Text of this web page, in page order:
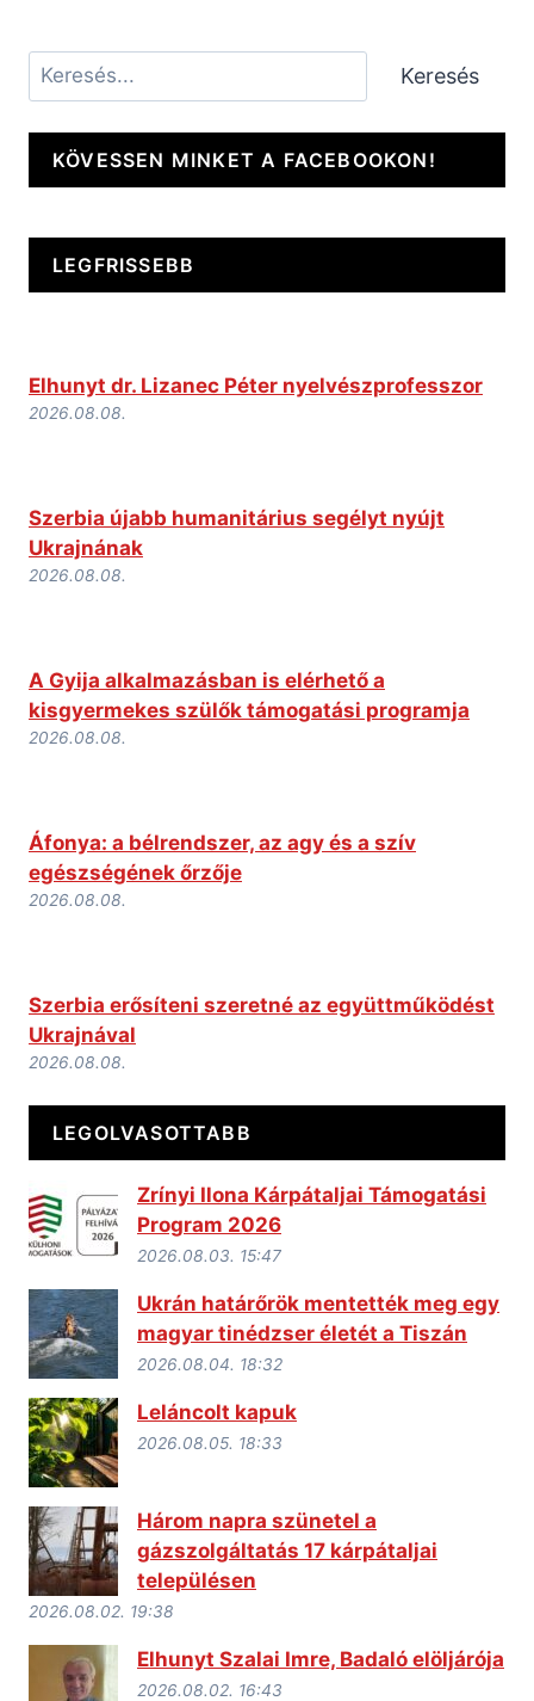
Keresés Keresés
KÖVESSEN MINKET A FACEBOOKON!
LEGFRISSEBB
Elhunyt dr. Lizanec Péter nyelvészprofesszor
2026.08.08.
Szerbia újabb humanitárius segélyt nyújt
Ukrajnának
2026.08.08.
A Gyija alkalmazásban is elérhető a
kisgyermekes szülők támogatási programja
2026.08.08.
Áfonya: a bélrendszer, az agy és a szív
egészségének őrzője
2026.08.08.
Szerbia erősíteni szeretné az együttműködést
Ukrajnával
2026.08.08.
LEGOLVASOTTABB
Zrínyi Ilona Kárpátaljai Támogatási
Program 2026
2026.08.03. 15:47
Ukrán határőrök mentették meg egy
magyar tinédzser életét a Tiszán
2026.08.04. 18:32
Leláncolt kapuk
2026.08.05. 18:33
Három napra szünetel a
gázszolgáltatás 17 kárpátaljai
településen
2026.08.02. 19:38
Elhunyt Szalai Imre, Badaló elöljárója
2026.08.02. 16:43